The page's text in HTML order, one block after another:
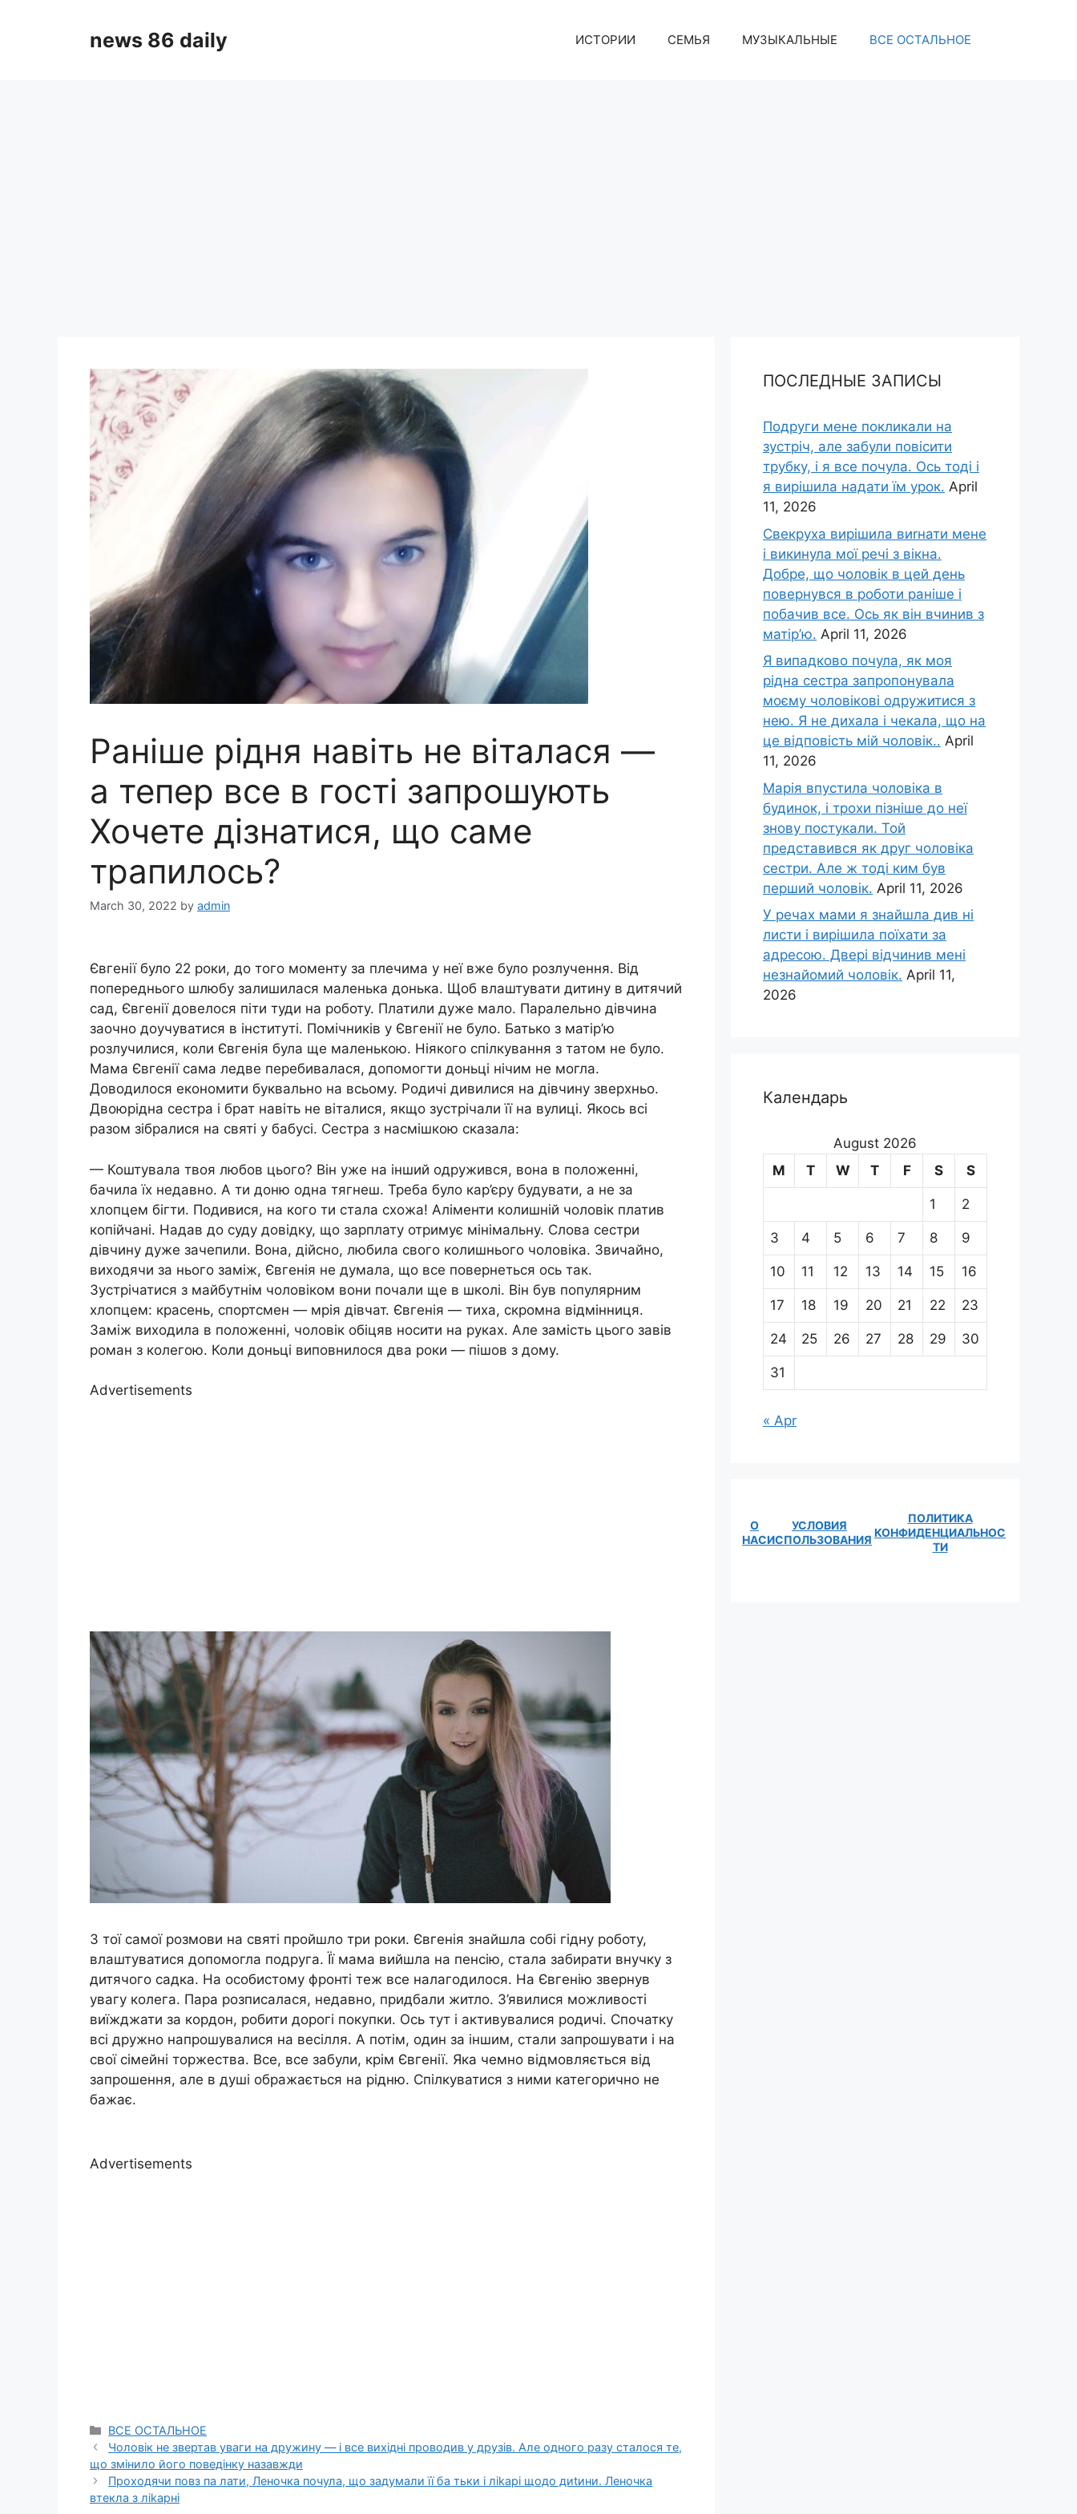
news 86 daily ИСТОРИИ СЕМЬЯ МУЗЫКАЛЬНЫЕ ВСЕ ОСТАЛЬНОЕ
Раніше рідня навіть не віталася —
а тепер все в гості запрошують
Хочете дізнатися, що саме
трапилось?
March 30, 2022 by admin
Євгенії було 22 роки, до того моменту за плечима у неї вже було розлучення. Від
попереднього шлюбу залишилася маленька донька. Щоб влаштувати дитину в дитячий
сад, Євгенії довелося піти туди на роботу. Платили дуже мало. Паралельно дівчина
заочно доучуватися в інституті. Помічників у Євгенії не було. Батько з матір’ю
розлучилися, коли Євгенія була ще маленькою. Ніякого спілкування з татом не було.
Мама Євгенії сама ледве перебивалася, допомогти доньці нічим не могла.
Доводилося економити буквально на всьому. Родичі дивилися на дівчину зверхньо.
Двоюрідна сестра і брат навіть не віталися, якщо зустрічали її на вулиці. Якось всі
разом зібралися на святі у бабусі. Сестра з насмішкою сказала:
— Коштувала твоя любов цього? Він уже на інший одружився, вона в положенні,
бачила їх недавно. А ти доню одна тягнеш. Треба було кар’єру будувати, а не за
хлопцем бігти. Подивися, на кого ти стала схожа! Аліменти колишній чоловік платив
копійчані. Надав до суду довідку, що зарплату отримує мінімальну. Слова сестри
дівчину дуже зачепили. Вона, дійсно, любила свого колишнього чоловіка. Звичайно,
виходячи за нього заміж, Євгенія не думала, що все повернеться ось так.
Зустрічатися з майбутнім чоловіком вони почали ще в школі. Він був популярним
хлопцем: красень, спортсмен — мрія дівчат. Євгенія — тиха, скромна відмінниця.
Заміж виходила в положенні, чоловік обіцяв носити на руках. Але замість цього завів
роман з колегою. Коли доньці виповнилося два роки — пішов з дому.
Advertisements
З тої самої розмови на святі пройшло три роки. Євгенія знайшла собі гідну роботу,
влаштуватися допомогла подруга. Її мама вийшла на пенсію, стала забирати внучку з
дитячого садка. На особистому фронті теж все налагодилося. На Євгенію звернув
увагу колега. Пара розписалася, недавно, придбали житло. З’явилися можливості
виїжджати за кордон, робити дорогі покупки. Ось тут і активувалися родичі. Спочатку
всі дружно напрошувалися на весілля. А потім, один за іншим, стали запрошувати і на
свої сімейні торжества. Все, все забули, крім Євгенії. Яка чемно відмовляється від
запрошення, але в душі ображається на рідню. Спілкуватися з ними категорично не
бажає.
Advertisements
Categories
ВСЕ ОСТАЛЬНОЕ
Чоловік не звертав уваги на дружину — і все вихідні проводив у друзів. Але одного разу сталося те,
що змінило його поведінку назавжди
Проходячи повз па лати, Леночка почула, що задумали її ба тьки і ліkарі щодо диtини. Леночка
втекла з ліkарні
ПОСЛЕДНЫЕ ЗАПИСЫ
Подруги мене покликали на
зустріч, але забули повісити
трубку, і я все почула. Ось тоді і
я вирішила надати їм урок. April
11, 2026
Свекруха вирішила виrнати мене
і викинула мої речі з вікна.
Добре, що чоловік в цей день
повернувся в роботи раніше і
побачив все. Ось як він вчинив з
матір’ю. April 11, 2026
Я випадково почула, як моя
рідна сестра запропонувала
моєму чоловікові одружитися з
нею. Я не дихала і чекала, що на
це відповість мій чоловік.. April
11, 2026
Марія впустила чоловіка в
будинок, і трохи пізніше до неї
знову постукали. Той
представився як друг чоловіка
сестри. Але ж тоді ким був
перший чоловік. April 11, 2026
У речах мами я знайшла див ні
листи і вирішила поїхати за
адресою. Двері відчинив мені
незнайомий чоловік. April 11,
2026
Календарь
August 2026
M
T W T F S S
1 2
3 4 5 6 7 8 9
10 11 12 13 14 15 16
17 18 19 20 21 22 23
24 25 26 27 28 29 30
31
« Apr
О
НАС
УСЛОВИЯ
ИСПОЛЬЗОВАНИЯ
ПОЛИТИКА
КОНФИДЕНЦИАЛЬНОС
ТИ